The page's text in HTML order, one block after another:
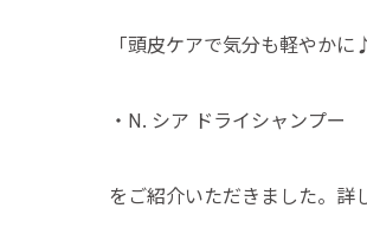
「頭皮ケアで気分も軽やか
・N. シア ドライシャンプー
をご紹介いただきました。詳